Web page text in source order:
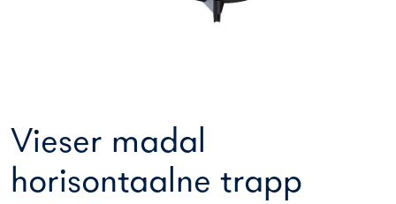
Vieser madal
horisontaalne trapp